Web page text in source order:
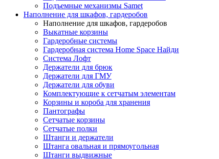
Подъемные механизмы Samet
Наполнение для шкафов, гардеробов
Наполнение для шкафов, гардеробов
Выкатные корзины
Гардеробные системы
Гардеробная система Home Space Найди
Система Лофт
Держатели для брюк
Держатели для ГМУ
Держатели для обуви
Комплектующие к сетчатым элементам
Корзины и короба для хранения
Пантографы
Сетчатые корзины
Сетчатые полки
Штанги и держатели
Штанга овальная и прямоугольная
Штанги выдвижные